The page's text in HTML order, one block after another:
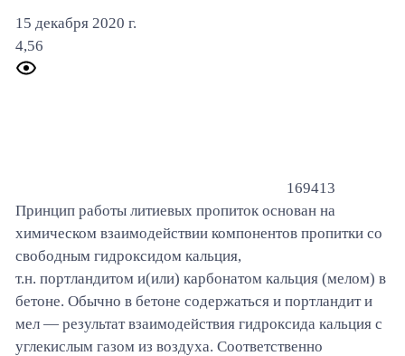
15 декабря 2020 г.
4,56
169413
Принцип работы литиевых пропиток основан на
химическом взаимодействии компонентов пропитки со
свободным гидроксидом кальция,
т.н. портландитом и(или) карбонатом кальция (мелом) в
бетоне. Обычно в бетоне содержаться и портландити
мел — результат взаимодействия гидроксида кальция с
углекислым газом из воздуха. Соответственно